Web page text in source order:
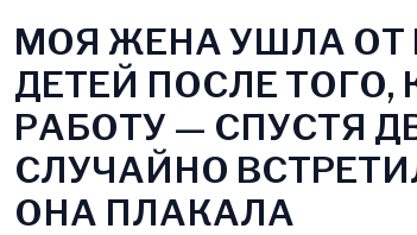
МОЯ ЖЕНА УШЛА
ДЕТЕЙ ПОСЛЕ ТОГО,
РАБОТУ — СПУСТЯ
СЛУЧАЙНО
ОНА ПЛАКАЛА